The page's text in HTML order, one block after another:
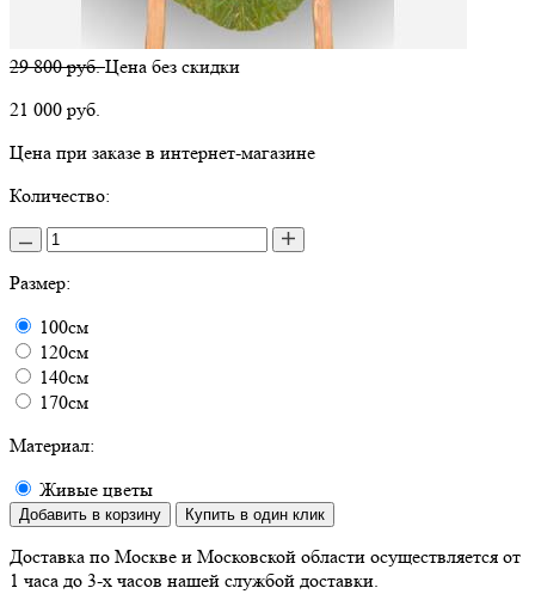
29 800 руб.Цена без скидки
21 000 руб.
Цена при заказе в интернет-магазине
Количество:
Размер:
100см
120см
140см
170см
Материал:
Живые цветы
Добавить в корзину Купить в один клик
Доставка по Москве и Московской области осуществляется от
1 часа до 3-х часов нашей службой доставки.